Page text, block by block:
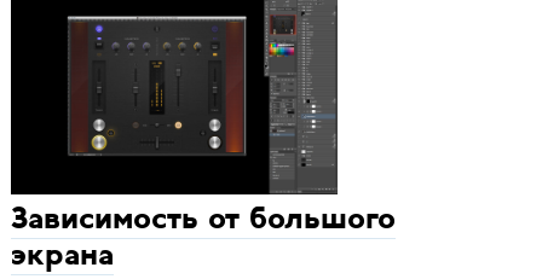
Зависимость от большого
экрана